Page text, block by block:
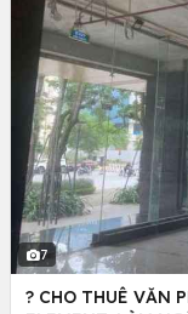
7
? CHO THUÊ VĂN